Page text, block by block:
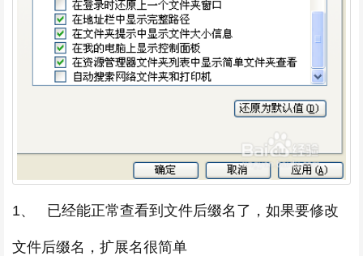
1、 已经能正常查看到文件后缀名了，如果要修改
文件后缀名，扩展名很简单